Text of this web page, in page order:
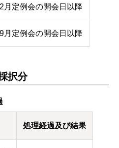
月定例会の開会日以降
月定例会の開会日以降
択分
処理経過及び結果